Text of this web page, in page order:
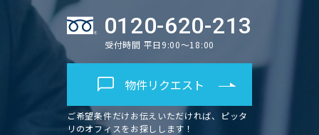
0120-620-213
受付時間 平日9:00～18:00
物件リクエスト
ご希望条件だけお伝えいただければ、ピッタ
リのオフィスをお探しします！